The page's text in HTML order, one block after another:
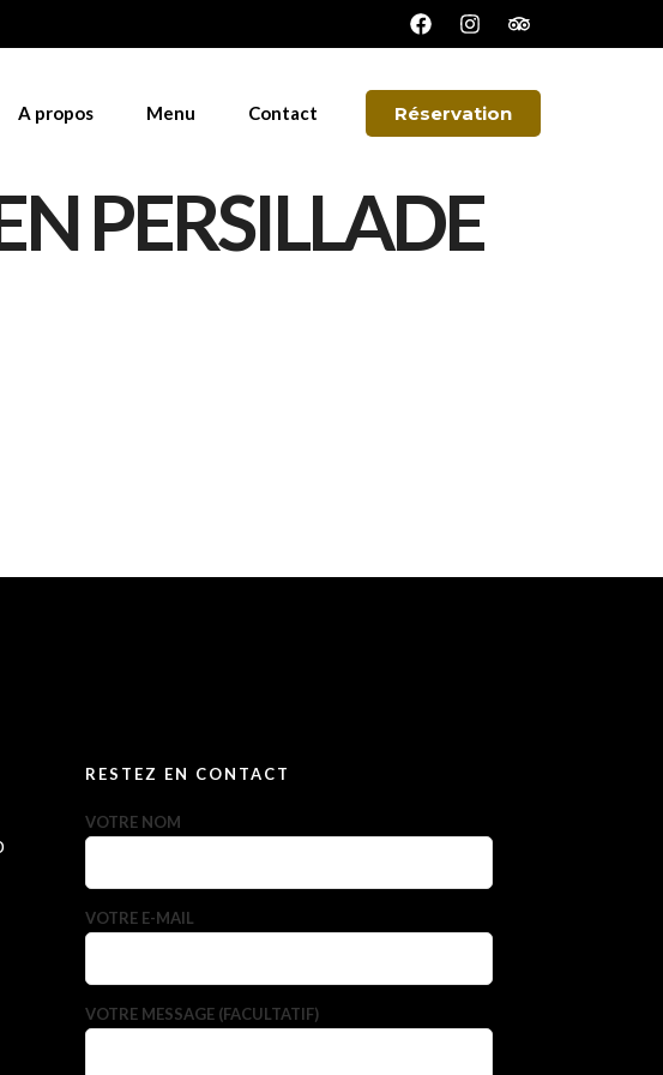
A propos Menu Contact Réservation
PERSILLADE
RESTEZ EN CONTACT
VOTRE NOM
VOTRE E-MAIL
VOTRE MESSAGE (FACULTATIF)